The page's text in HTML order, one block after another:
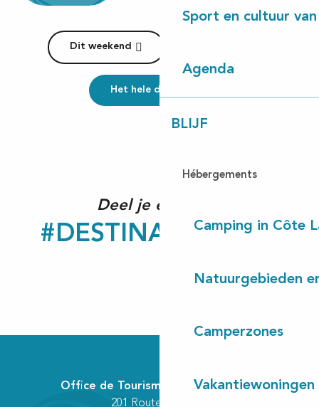
Sport en cultuur
Agenda
BLIJF
Hébergements
Camping in Côte
Natuurgebieden
Camperzones
Vakantiewoningen
Dit weekend
Het hele dagboek
Deel je ervaring!
#DESTINATIONCLN
Office de Tourisme Communautaire
201 Route des Lacs